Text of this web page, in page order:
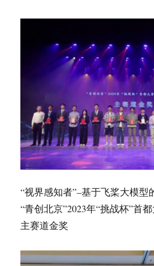
“视界感知者”–基于飞桨大模型
“青创北京”2023年“挑战杯”首
主赛道金奖